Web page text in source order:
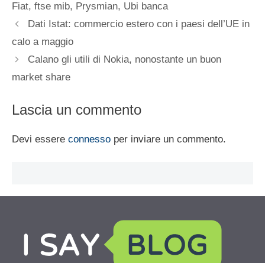
Fiat, ftse mib, Prysmian, Ubi banca
Dati Istat: commercio estero con i paesi dell’UE in
calo a maggio
Calano gli utili di Nokia, nonostante un buon
market share
Lascia un commento
Devi essere connesso per inviare un commento.